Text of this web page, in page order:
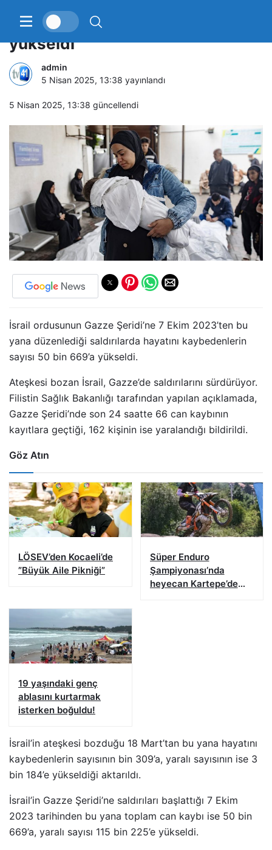
Gazze’de can kaybı 50 bin 669’a
yükseldi
admin
5 Nisan 2025, 13:38 yayınlandı
5 Nisan 2025, 13:38 güncellendi
İsrail ordusunun Gazze Şeridi’ne 7 Ekim 2023’ten bu
yana düzenlediği saldırılarda hayatını kaybedenlerin
sayısı 50 bin 669’a yükseldi.
Ateşkesi bozan İsrail, Gazze’de saldırılarını sürdürüyor.
Filistin Sağlık Bakanlığı tarafından yapılan açıklamada,
Gazze Şeridi’nde son 24 saatte 66 can kaybının
kayıtlara geçtiği, 162 kişinin ise yaralandığı bildirildi.
Göz Atın
LÖSEV’den Kocaeli’de
”Büyük Aile Pikniği”
Süper Enduro
Şampiyonası’nda
heyecan Kartepe’de
19 yaşındaki genç
ablasını kurtarmak
isterken boğuldu!
İsrail’in ateşkesi bozduğu 18 Mart’tan bu yana hayatını
kaybedenlerin sayısının bin 309’a, yaralı sayısının ise 3
bin 184’e yükseldiği aktarıldı.
İsrail’in Gazze Şeridi’ne saldırıları başlattığı 7 Ekim
2023 tarihinden bu yana toplam can kaybı ise 50 bin
669’a, yaralı sayısı 115 bin 225’e yükseldi.